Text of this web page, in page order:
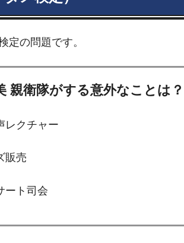
定の問題です。
親衛隊がする意外なことは？
レクチャー
販売
ート司会